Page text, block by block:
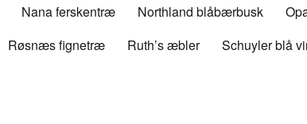
Nana ferskentræ Northland blåbærbusk
Røsnæs fignetræ Ruth’s æbler Schuyler blå